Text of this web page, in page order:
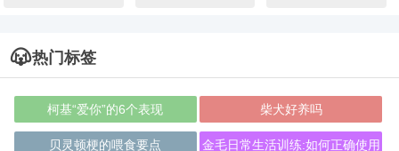
热门标签
柯基“爱你”的6个表现 柴犬好养吗
贝灵顿梗的喂食要点
金毛日常生活训练:如何正确使用